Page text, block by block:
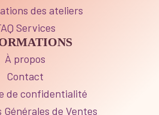
des ateliers
Services
À propos
Contact
de confidentialité
de Ventes